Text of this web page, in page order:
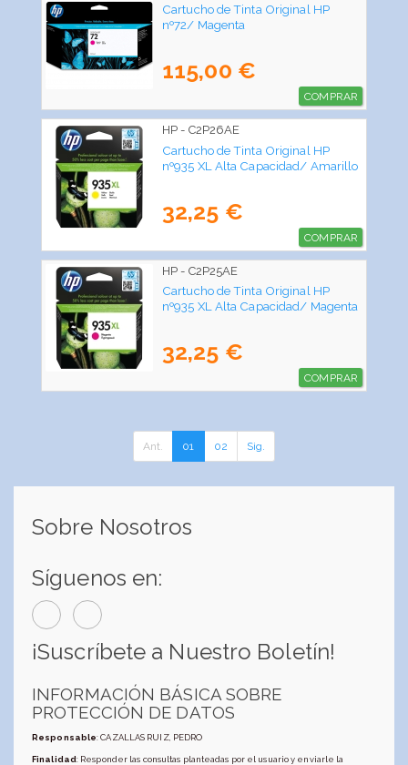
Cartucho de Tinta Original HP
nº72/ Magenta
115,00 €
COMPRAR
HP - C2P26AE
Cartucho de Tinta Original HP
nº935 XL Alta Capacidad/ Amarillo
32,25 €
COMPRAR
HP - C2P25AE
Cartucho de Tinta Original HP
nº935 XL Alta Capacidad/ Magenta
32,25 €
COMPRAR
Ant. 01 02 Sig.
Sobre Nosotros
Síguenos en:
¡Suscríbete a Nuestro Boletín!
INFORMACIÓN BÁSICA SOBRE
PROTECCIÓN DE DATOS
Responsable: CAZALLAS RUIZ, PEDRO
Finalidad: Responder las consultas planteadas por el usuario y enviarle la